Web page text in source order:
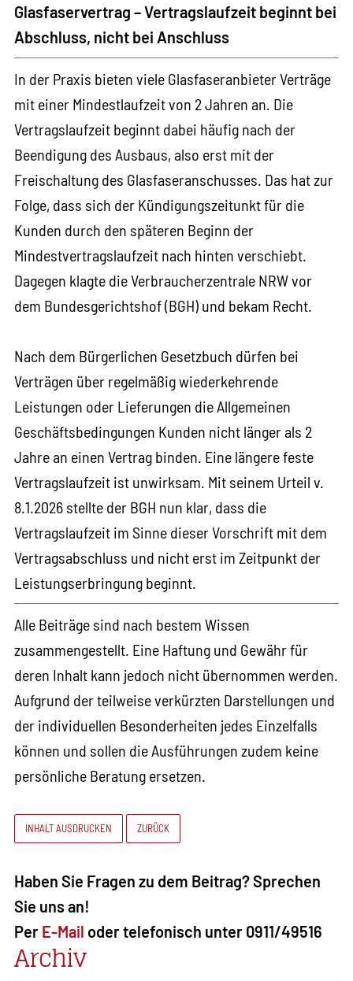
Glasfaservertrag – Vertragslaufzeit beginnt bei
Abschluss, nicht bei Anschluss
In der Praxis bieten viele Glasfaseranbieter Verträge
mit einer Mindestlaufzeit von 2 Jahren an. Die
Vertragslaufzeit beginnt dabei häufig nach der
Beendigung des Ausbaus, also erst mit der
Freischaltung des Glasfaseranschusses. Das hat zur
Folge, dass sich der Kündigungszeitunkt für die
Kunden durch den späteren Beginn der
Mindestvertragslaufzeit nach hinten verschiebt.
Dagegen klagte die Verbraucherzentrale NRW vor
dem Bundesgerichtshof (BGH) und bekam Recht.
Nach dem Bürgerlichen Gesetzbuch dürfen bei
Verträgen über regelmäßig wiederkehrende
Leistungen oder Lieferungen die Allgemeinen
Geschäftsbedingungen Kunden nicht länger als 2
Jahre an einen Vertrag binden. Eine längere feste
Vertragslaufzeit ist unwirksam. Mit seinem Urteil v.
8.1.2026 stellte der BGH nun klar, dass die
Vertragslaufzeit im Sinne dieser Vorschrift mit dem
Vertragsabschluss und nicht erst im Zeitpunkt der
Leistungserbringung beginnt.
Alle Beiträge sind nach bestem Wissen
zusammengestellt. Eine Haftung und Gewähr für
deren Inhalt kann jedoch nicht übernommen werden.
Aufgrund der teilweise verkürzten Darstellungen und
der individuellen Besonderheiten jedes Einzelfalls
können und sollen die Ausführungen zudem keine
persönliche Beratung ersetzen.
INHALT AUSDRUCKEN ZURÜCK
Haben Sie Fragen zu dem Beitrag? Sprechen
Sie uns an!
Per E-Mail oder telefonisch unter 0911/49516
Archiv